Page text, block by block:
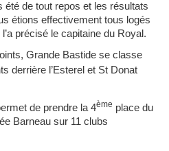
été de tout repos et les résultats
étions effectivement tous logés
précisé le capitaine du Royal.
Grande Bastide se classe
derrière l’Esterel et St Donat
de prendre la 4ème place du
Barneau sur 11 clubs